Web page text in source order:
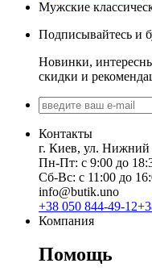
Мужские
Подписывайтесь и
Новинки,
скидки и
Контакты
г. Киев, ул. Нижний
Пн-Пт: с 9:00 до
Сб-Вс: с 11:00 до
info@butik.uno
+38 050 844-49-12
Компания
Помощь